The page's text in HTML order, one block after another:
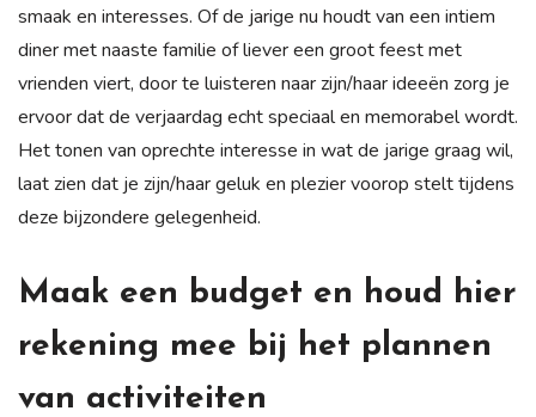
smaak en interesses. Of de jarige nu houdt van een intiem
diner met naaste familie of liever een groot feest met
vrienden viert, door te luisteren naar zijn/haar ideeën zorg je
ervoor dat de verjaardag echt speciaal en memorabel wordt.
Het tonen van oprechte interesse in wat de jarige graag wil,
laat zien dat je zijn/haar geluk en plezier voorop stelt tijdens
deze bijzondere gelegenheid.
Maak een budget en houd hier
rekening mee bij het plannen
van activiteiten